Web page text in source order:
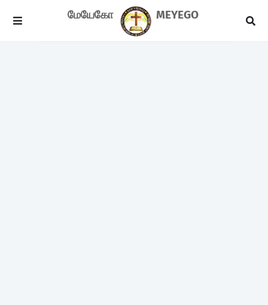
மேயேகோ MEYEGO